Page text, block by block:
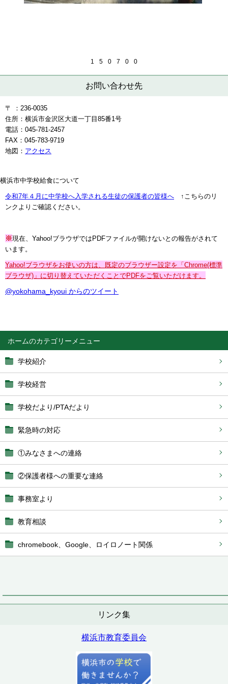
ホーム
学校紹介
学校経営
学校だより/PTAだより
緊急時の対応
①みなさまへの連絡
②保護者様への重要な連絡
事務室より
教育相談
chromebook、Google、ロイロノート関係
リンク集
横浜市教育委員会
1 5 0 7 0 0
お問い合わせ先
〒 ：236-0035
住所：横浜市金沢区大道一丁目85番1号
電話：045-781-2457
FAX：045-783-9719
地図： アクセス
横浜市中学校給食について
令和7年４月に中学校へ入学される生徒の保護者の皆様へ ↑こちらのリ
ンクよりご確認ください。
※現在、Yahoo!ブラウザではPDFファイルが開けないとの報告がされて
います。
Yahoo!ブラウザをお使いの方は、既定のブラウザー設定を「Chrome(標準
ブラウザ)」に切り替えていただくことでPDFをご覧いただけます。
@yokohama_kyoui からのツイート